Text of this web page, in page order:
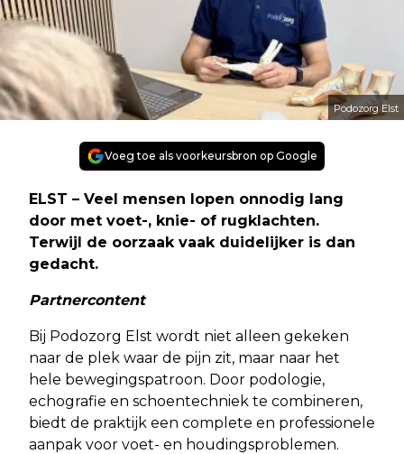
Podozorg Elst
Voeg toe als voorkeursbron op Google
ELST – Veel mensen lopen onnodig lang
door met voet-, knie- of rugklachten.
Terwijl de oorzaak vaak duidelijker is dan
gedacht.
Partnercontent
Bij Podozorg Elst wordt niet alleen gekeken
naar de plek waar de pijn zit, maar naar het
hele bewegingspatroon. Door podologie,
echografie en schoentechniek te combineren,
biedt de praktijk een complete en professionele
aanpak voor voet- en houdingsproblemen.